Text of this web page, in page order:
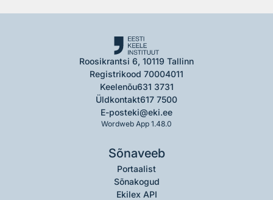
Roosikrantsi 6, 10119 Tallinn
Registrikood 70004011
Keelenõu631 3731
Üldkontakt617 7500
E-posteki@eki.ee
Wordweb App 1.48.0
Sõnaveeb
Portaalist
Sõnakogud
Ekilex API